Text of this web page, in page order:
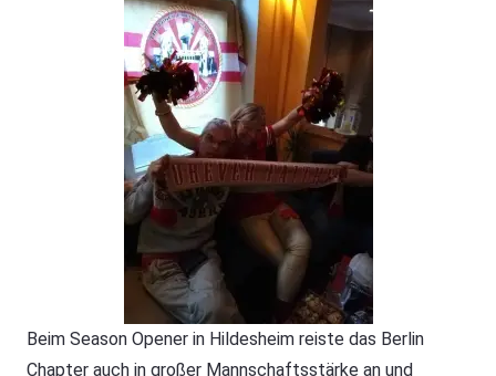
Beim Season Opener in Hildesheim reiste das Berlin
Chapter auch in großer Mannschaftsstärke an und